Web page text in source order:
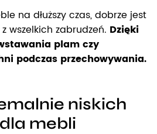
na dłuższy czas, dobrze jest
wszelkich zabrudzeń. Dzięki
plam czy
podczas przechowywania.
niskich
mebli